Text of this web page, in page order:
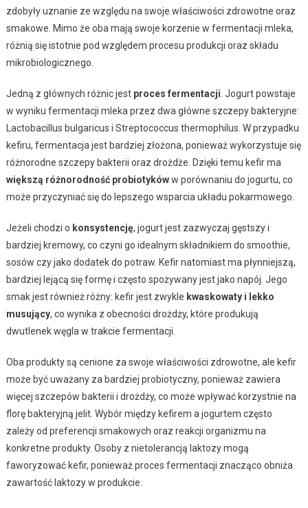
zdobyły uznanie ze względu na swoje właściwości zdrowotne oraz
smakowe. Mimo że oba mają swoje korzenie w fermentacji mleka,
różnią się istotnie pod względem procesu produkcji oraz składu
mikrobiologicznego.
Jedną z głównych różnic jest proces fermentacji . Jogurt powstaje
w wyniku fermentacji mleka przez dwa główne szczepy bakteryjne:
Lactobacillus bulgaricus i Streptococcus thermophilus. W przypadku
kefiru, fermentacja jest bardziej złożona, ponieważ wykorzystuje się
różnorodne szczepy bakterii oraz drożdże. Dzięki temu kefir ma
większą różnorodność probiotykóww porównaniu do jogurtu, co
może przyczyniać się do lepszego wsparcia układu pokarmowego.
Jeżeli chodzi o konsystencję, jogurt jest zazwyczaj gęstszy i
bardziej kremowy, co czyni go idealnym składnikiem do smoothie,
sosów czy jako dodatek do potraw. Kefir natomiast ma płynniejszą,
bardziej lejącą się formę i często spożywany jest jako napój. Jego
smak jest również różny: kefir jest zwykle kwaskowaty i lekko
musujący, co wynika z obecności drożdży, które produkują
dwutlenek węgla w trakcie fermentacji.
Oba produkty są cenione za swoje właściwości zdrowotne, ale kefir
może być uważany za bardziej probiotyczny, ponieważ zawiera
więcej szczepów bakterii i drożdży, co może wpływać korzystnie na
florę bakteryjną jelit. Wybór między kefirem a jogurtem często
zależy od preferencji smakowych oraz reakcji organizmu na
konkretne produkty. Osoby z nietolerancją laktozy mogą
faworyzować kefir, ponieważ proces fermentacji znacząco obniża
zawartość laktozy w produkcie.